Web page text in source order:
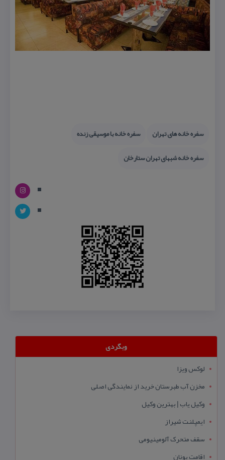
سفره خانه های تهران
سفره خانه با موسیقی زنده
سفره خانه شبهای تهران ستارخان
وبگردی
لوکس ویزا
مخزن آب طبرستان خرید از نمایندگی اصلی
وکیل یاب | بهترین وکیل
ایمپلنت شیراز
سقف متحرک آلومینیومی
اقامت یونان